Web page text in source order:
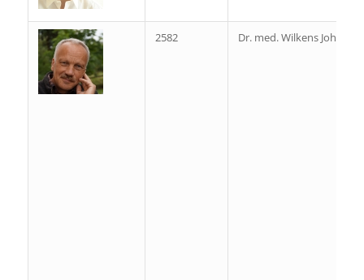
2582 Dr. med. Wilkens